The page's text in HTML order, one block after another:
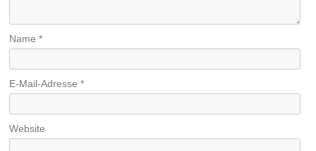
Name*
E-Mail-Adresse*
Website